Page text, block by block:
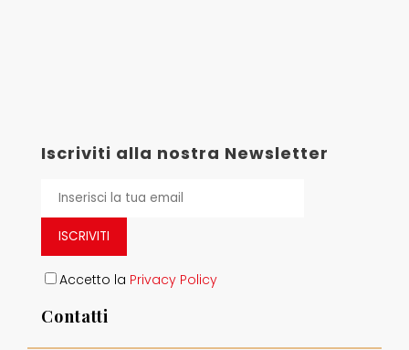
Iscriviti alla nostra Newsletter
ISCRIVITI
Accetto la Privacy Policy
Contatti